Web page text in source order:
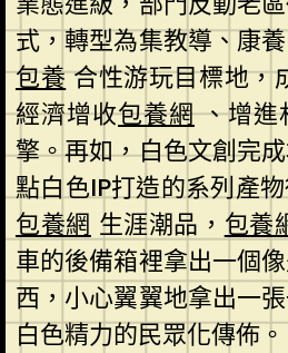
式，轉型為集教導、康
包養合性游玩目標地，
經濟增收包養網、增進
擎。再如，白色文創完
點白色IP打造的系列產
包養網 生涯潮品， 包養
車的後備箱裡拿出一個
西，小心翼翼地拿出一
白色精力的民眾化傳佈。